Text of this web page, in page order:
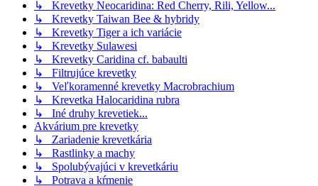
↳ Krevetky Neocaridina: Red Cherry, Rili, Yellow...
↳ Krevetky Taiwan Bee & hybridy
↳ Krevetky Tiger a ich variácie
↳ Krevetky Sulawesi
↳ Krevetky Caridina cf. babaulti
↳ Filtrujúce krevetky
↳ Veľkoramenné krevetky Macrobrachium
↳ Krevetka Halocaridina rubra
↳ Iné druhy krevetiek...
Akvárium pre krevetky
↳ Zariadenie krevetkária
↳ Rastlinky a machy
↳ Spolubývajúci v krevetkáriu
↳ Potrava a kŕmenie